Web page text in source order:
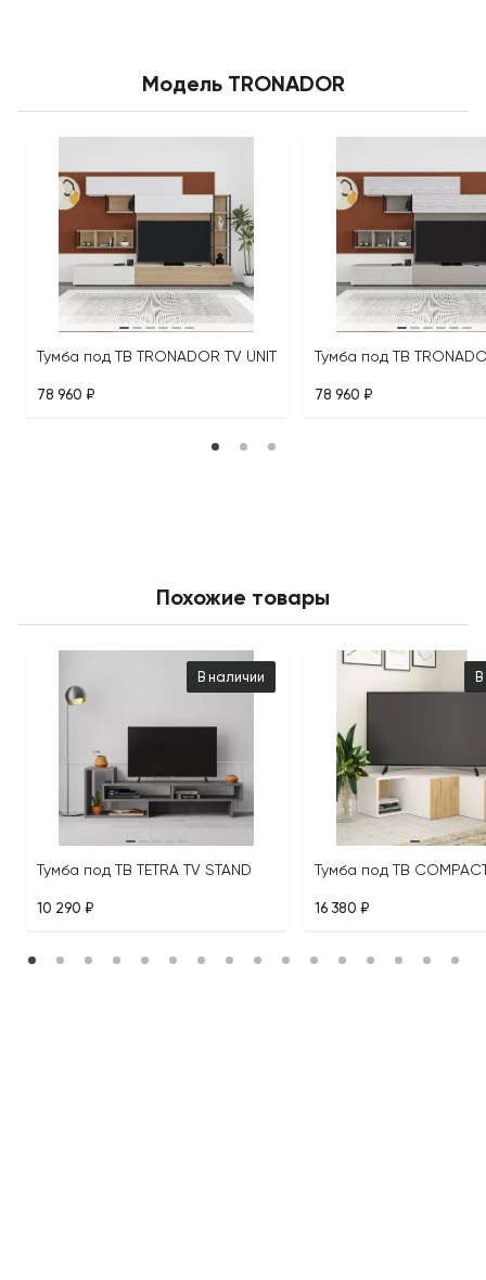
Модель TRONADOR
Тумба под ТВ TRONADOR TV UNIT
78 960 ₽
Тумба под ТВ
78 960 ₽
Похожие товары
В наличии
Тумба под ТВ TETRA TV STAND
10 290 ₽ 16 380 ₽